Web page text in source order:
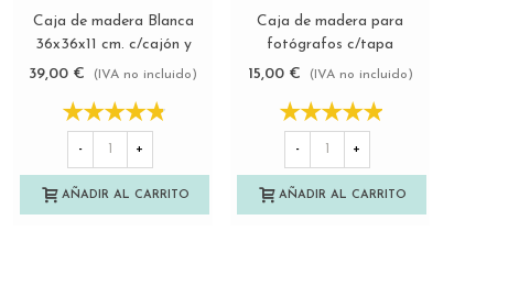
Ver más
Caja de madera Blanca
36x36x11 cm. c/cajón y
divisiones Ref.P1454C9B
39,00 € (IVA no incluido)
- +
AÑADIR AL CARRITO
Ver más
Caja de madera para
fotógrafos c/tapa
metacrilato Ref.P1454DM
15,00 € (IVA no incluido)
- +
AÑADIR AL CARRITO